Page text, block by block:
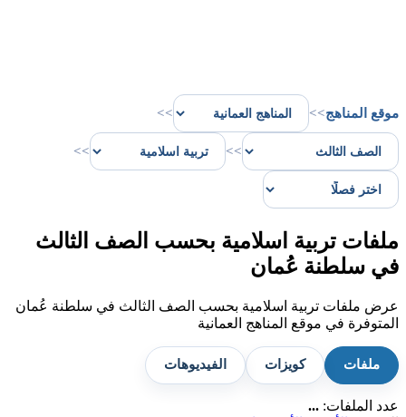
موقع المناهج>>
>>
>>
>>
ملفات تربية اسلامية بحسب الصف الثالث
في سلطنة عُمان
عرض ملفات تربية اسلامية بحسب الصف الثالث في سلطنة عُمان
المتوفرة في موقع المناهج العمانية
ملفات كويزات الفيديوهات
عدد الملفات: ...